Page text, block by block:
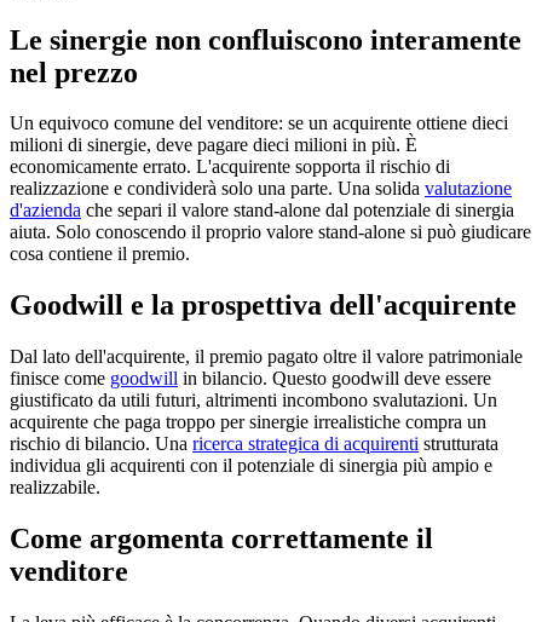
Le sinergie non confluiscono interamente
nel prezzo
Un equivoco comune del venditore: se un acquirente ottiene dieci
milioni di sinergie, deve pagare dieci milioni in più. È
economicamente errato. L'acquirente sopporta il rischio di
realizzazione e condividerà solo una parte. Una solida valutazione
d'azienda che separi il valore stand-alone dal potenziale di sinergia
aiuta. Solo conoscendo il proprio valore stand-alone si può giudicare
cosa contiene il premio.
Goodwill e la prospettiva dell'acquirente
Dal lato dell'acquirente, il premio pagato oltre il valore patrimoniale
finisce come goodwill in bilancio. Questo goodwill deve essere
giustificato da utili futuri, altrimenti incombono svalutazioni. Un
acquirente che paga troppo per sinergie irrealistiche compra un
rischio di bilancio. Una ricerca strategica di acquirenti strutturata
individua gli acquirenti con il potenziale di sinergia più ampio e
realizzabile.
Come argomenta correttamente il
venditore